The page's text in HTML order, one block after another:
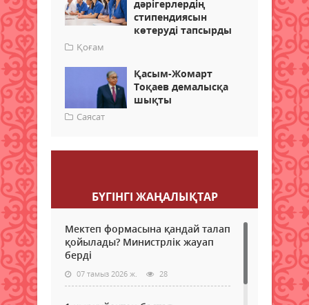
дәрігерлердің
стипендиясын
көтеруді тапсырды
Қоғам
Қасым-Жомарт
Тоқаев демалысқа
шықты
Саясат
БҮГІНГI ЖАҢАЛЫҚТАР
Мектеп формасына қандай талап
қойылады? Министрлік жауап
берді
07 тамыз 2026 ж. 28